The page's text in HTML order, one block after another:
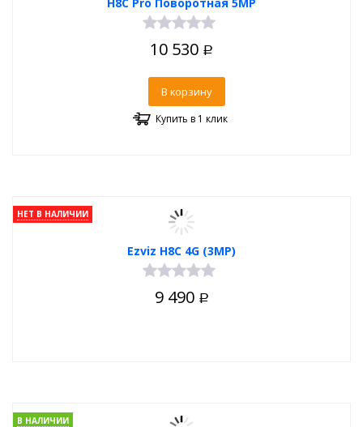
10 530 Р
В корзину
Купить в 1 клик
Ezviz H8C 4G (3MP)
НЕТ В НАЛИЧИИ
9 490 Р
В НАЛИЧИИ